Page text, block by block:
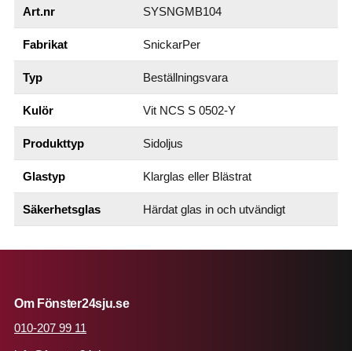
Art.nr SYSNGMB104
Fabrikat SnickarPer
Typ Beställningsvara
Kulör Vit NCS S 0502-Y
Produkttyp Sidoljus
Glastyp Klarglas eller Blästrat
Säkerhetsglas Härdat glas in och utvändigt
Om Fönster24sju.se
010-207 99 11